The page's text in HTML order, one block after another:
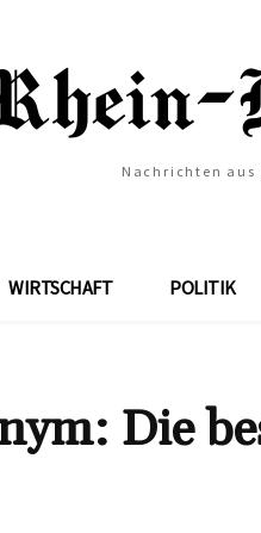
Nachrichten aus
WIRTSCHAFT POLITIK
Die